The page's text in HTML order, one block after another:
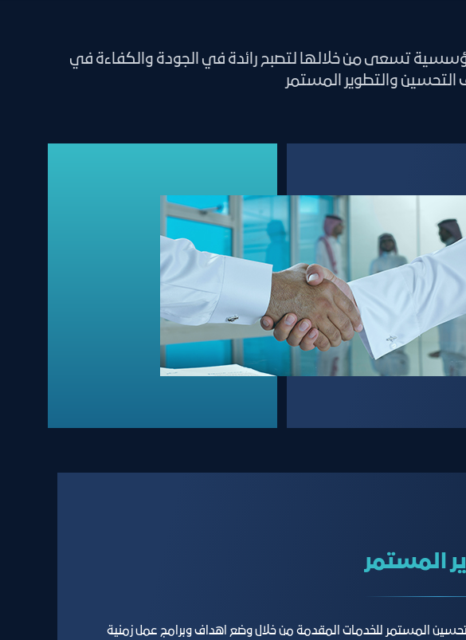
مؤسسية تسعى من خلالها لتصبح رائدة في الجودة والكفاءة في
والتطوير المستمر
اﻟﻤﺴﺘﻤﺮ
المستمر للخدمات المقدمة من خلال وضع اهداف وبرامج عمل زمنية